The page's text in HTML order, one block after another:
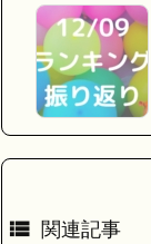
 関連記事